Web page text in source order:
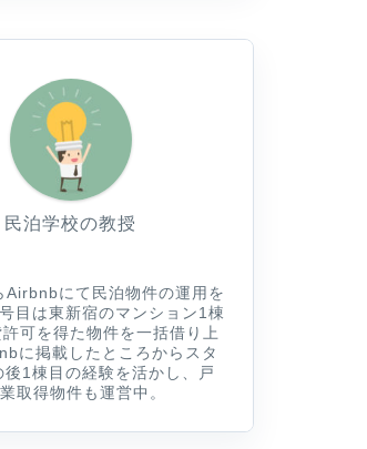
民泊学校の教授
Airbnbにて民泊物件の運用を
目は東新宿のマンション1棟
可を得た物件を一括借り上
に掲載したところからスタ
後1棟目の経験を活かし、戸
取得物件も運営中。